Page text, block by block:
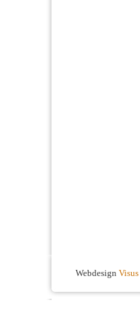
Webdesign Visus